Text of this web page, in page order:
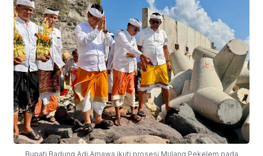
Bupati Badung Adi Arnawa ikuti prosesi Mulang Pekelem pada